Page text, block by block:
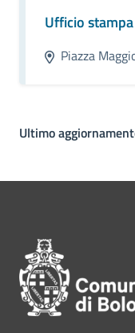
Ufficio
Piazza
Ultimo